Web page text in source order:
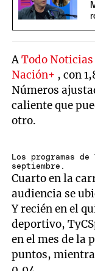
ATodo Noticias
Nación+ , con
Números
caliente que
otro.
Los programas
septiembre.
Cuarto en la
audiencia se
Y recién en el
deportivo,
en el mes de la
puntos,